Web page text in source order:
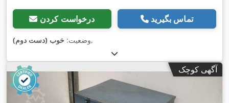
درخواست کردن تماس بگیرید
وضعیت: خوب (دست دوم) ,
آگهی کوچک